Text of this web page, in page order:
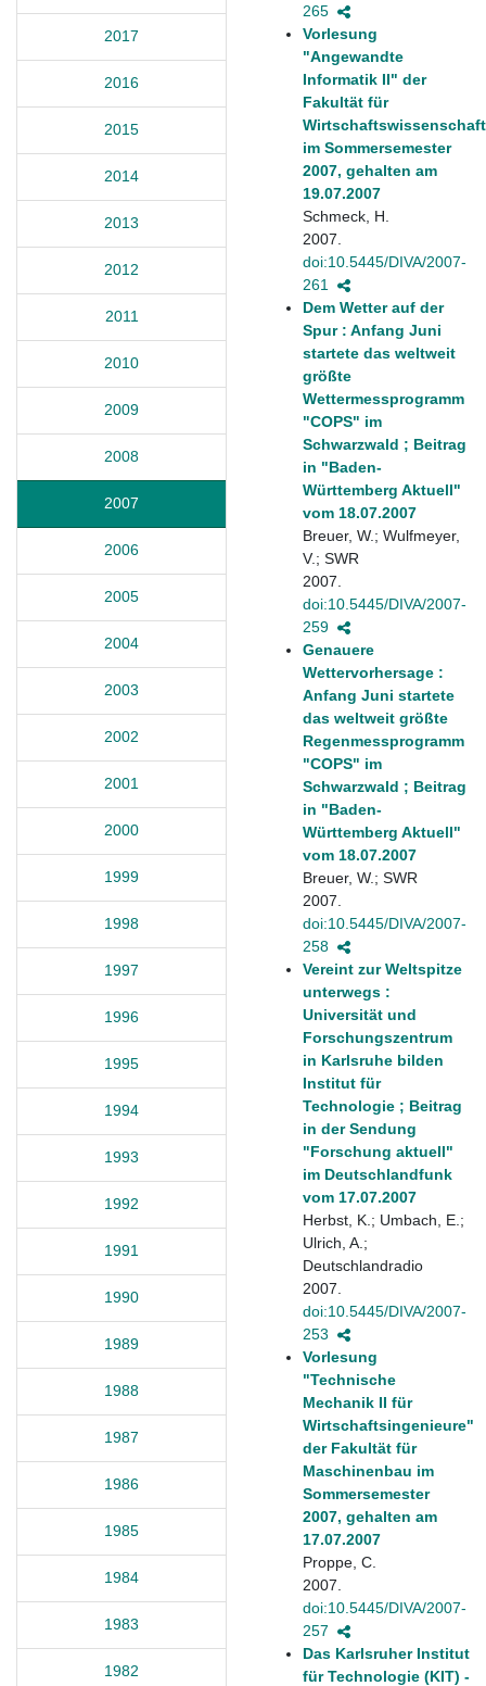
2017
2016
2015
2014
2013
2012
2011
2010
2009
2008
2007
2006
2005
2004
2003
2002
2001
2000
1999
1998
1997
1996
1995
1994
1993
1992
1991
1990
1989
1988
1987
1986
1985
1984
1983
1982
265
Vorlesung
"Angewandte
Informatik II" der
Fakultät für
im Sommersemester
2007, gehalten am
19.07.2007
Schmeck, H.
2007.
doi:10.5445/DIVA/2007-
261
Dem Wetter auf der
Spur : Anfang Juni
startete das weltweit
größte
Wettermessprogramm
"COPS" im
Schwarzwald ; Beitrag
in "Baden-
Württemberg Aktuell"
vom 18.07.2007
Breuer, W.; Wulfmeyer,
V.; SWR
2007.
doi:10.5445/DIVA/2007-
259
Genauere
Wettervorhersage :
Anfang Juni startete
das weltweit größte
Regenmessprogramm
"COPS" im
Schwarzwald ; Beitrag
in "Baden-
Württemberg Aktuell"
vom 18.07.2007
Breuer, W.; SWR
2007.
doi:10.5445/DIVA/2007-
258
Vereint zur Weltspitze
unterwegs :
Universität und
Forschungszentrum
in Karlsruhe bilden
Institut für
Technologie ; Beitrag
in der Sendung
"Forschung aktuell"
im Deutschlandfunk
vom 17.07.2007
Herbst, K.; Umbach, E.;
Ulrich, A.;
Deutschlandradio
2007.
doi:10.5445/DIVA/2007-
253
Vorlesung
"Technische
Mechanik II für
Wirtschaftsingenieure"
der Fakultät für
Maschinenbau im
Sommersemester
2007, gehalten am
17.07.2007
Proppe, C.
2007.
doi:10.5445/DIVA/2007-
257
Das Karlsruher Institut
für Technologie (KIT) -